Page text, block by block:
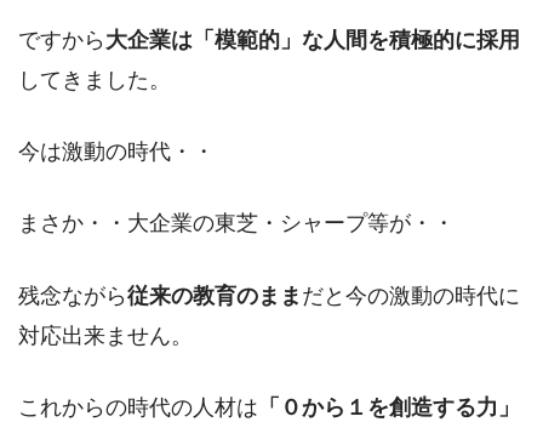
ですから 大企業は「模範的」な人間を積極的に採用
してきました。
今は激動の時代・・
まさか・・大企業の東芝・シャープ等が・・
残念ながら従来の教育のまま だと今の激動の時代に
対応出来ません。
これからの時代の人材は 「０から１を創造する力」